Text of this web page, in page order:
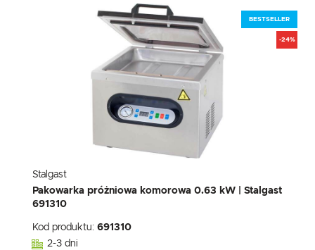
BESTSELLER
-24%
Stalgast
Pakowarka próżniowa komorowa 0.63 kW | Stalgast
691310
Kod produktu: 691310
2-3 dni